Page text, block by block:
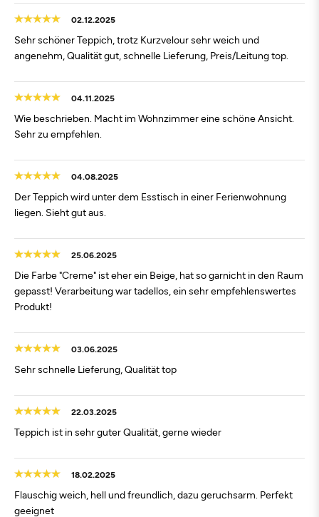
02.12.2025
Sehr schöner Teppich, trotz Kurzvelour sehr weich und
angenehm, Qualität gut, schnelle Lieferung, Preis/Leitung top.
04.11.2025
Wie beschrieben. Macht im Wohnzimmer eine schöne Ansicht.
Sehr zu empfehlen.
04.08.2025
Der Teppich wird unter dem Esstisch in einer Ferienwohnung
liegen. Sieht gut aus.
25.06.2025
Die Farbe "Creme" ist eher ein Beige, hat so garnicht in den Raum
gepasst! Verarbeitung war tadellos, ein sehr empfehlenswertes
Produkt!
03.06.2025
Sehr schnelle Lieferung, Qualität top
22.03.2025
Teppich ist in sehr guter Qualität, gerne wieder
18.02.2025
Flauschig weich, hell und freundlich, dazu geruchsarm. Perfekt
geeignet